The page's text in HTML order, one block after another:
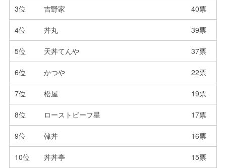
3位 吉野家 40票
4位 丼丸 39票
5位 天丼てんや 37票
6位 かつや 22票
7位 松屋 19票
8位 ローストビーフ星 17票
9位 韓丼 16票
10位 丼丼亭 15票